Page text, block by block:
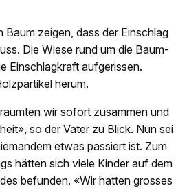
zeigen, dass der Einschlag
Die Wiese rund um die Baum-
Einschlagkraft aufgerissen.
herum.
wir sofort zusammen und
so der Vater zu Blick. Nun sei
etwas passiert ist. Zum
hätten sich viele Kinder auf dem
befunden. «Wir hatten grosses